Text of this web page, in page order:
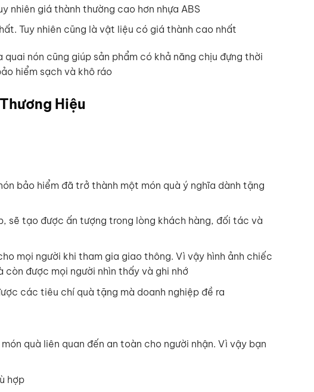
nhiên giá thành thường cao hơn nhựa ABS
Tuy nhiên cũng là vật liệu có giá thành cao nhất
nón cũng giúp sản phẩm có khả năng chịu đựng thời
hiểm sạch và khô ráo
Hiệu
bảo hiểm đã trở thành một món quà ý nghĩa dành tặng
sẽ tạo được ấn tượng trong lòng khách hàng, đối tác và
mọi người khi tham gia giao thông. Vì vậy hình ảnh chiếc
còn được mọi người nhìn thấy và ghi nhớ
các tiêu chí quà tặng mà doanh nghiệp đề ra
quà liên quan đến an toàn cho người nhận. Vì vậy bạn
hợp